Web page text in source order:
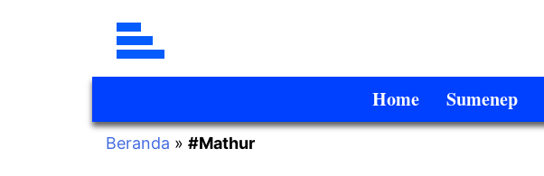
Home Sumenep
Beranda » #Mathur